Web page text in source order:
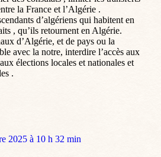
la France et l’Algérie .
d’algériens qui habitent en
, qu’ils retournent en Algérie.
d’Algérie, et de pays ou la
avec la notre, interdire l’accès aux
élections locales et nationales et
.
2025 à 10 h 32 min